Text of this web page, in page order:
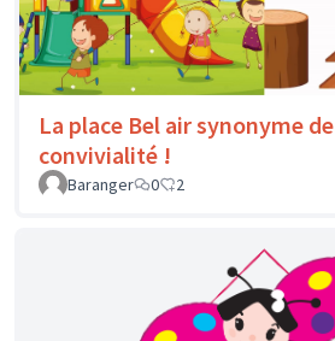
La place Bel air synonyme de
convivialité !
Baranger
0 2